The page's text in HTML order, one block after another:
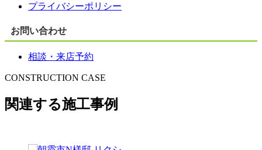
プライバシーポリシー
お問い合わせ
相談・来店予約
CONSTRUCTION CASE
関連する施工事例